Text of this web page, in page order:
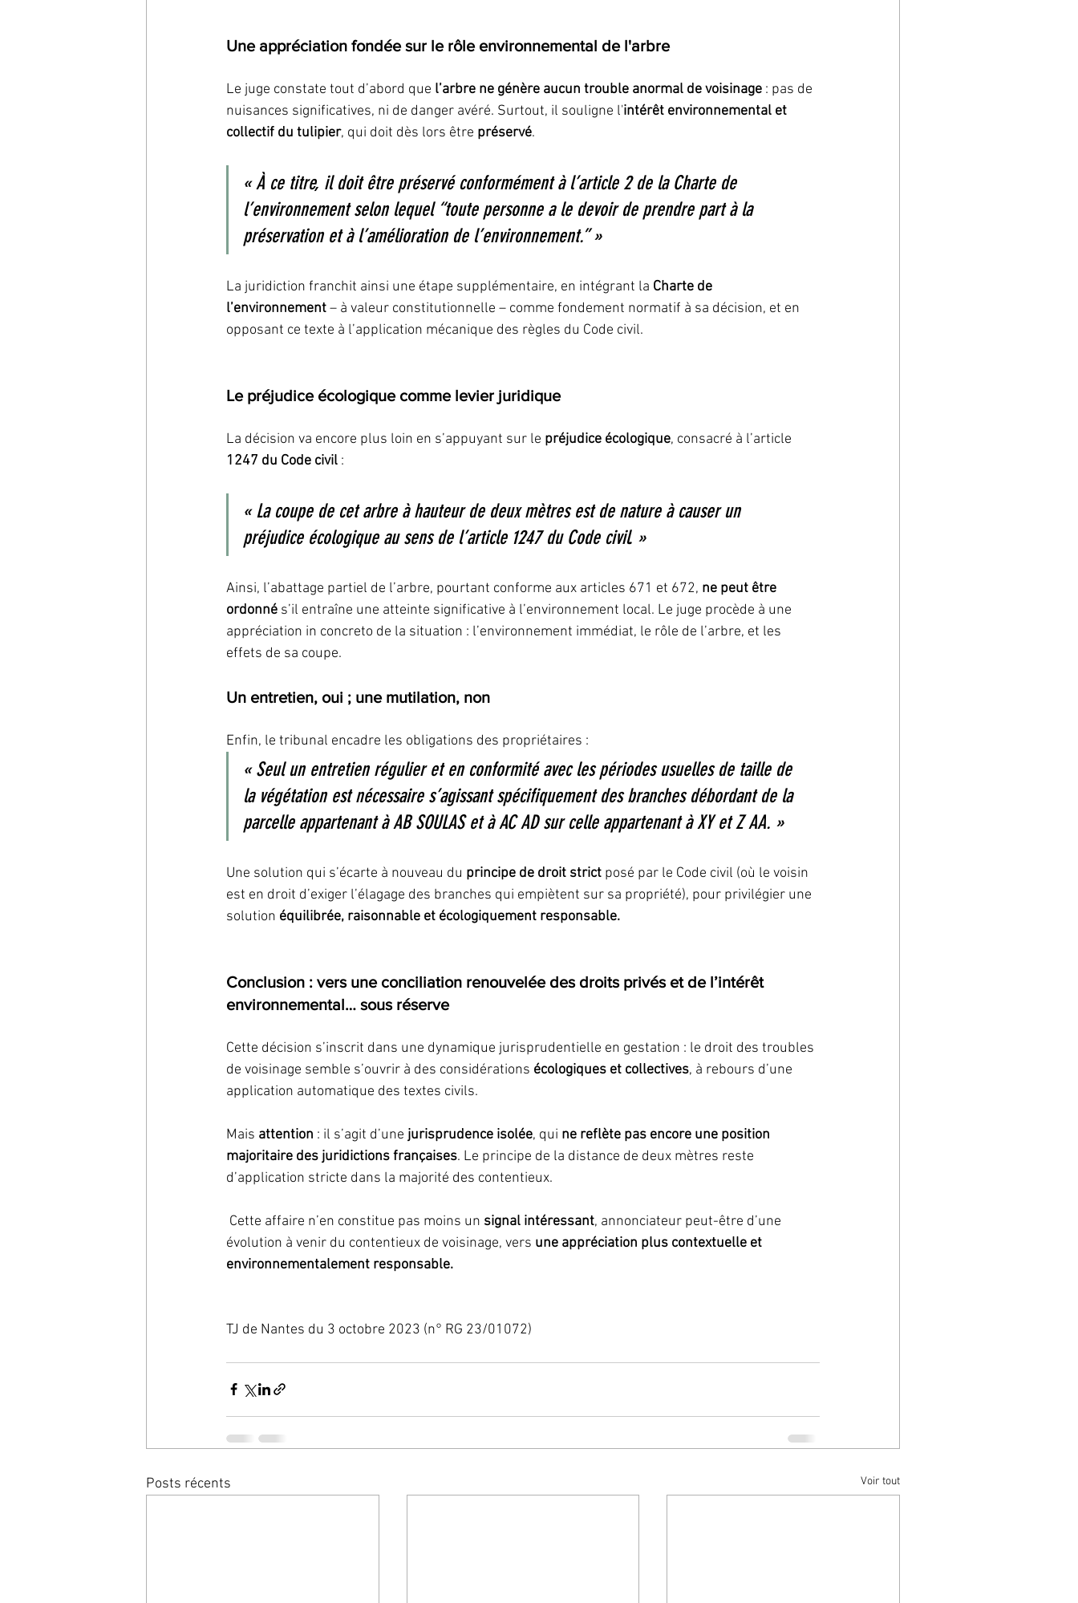
Une appréciation fondée sur le rôle environnemental de l'arbre
Le juge constate tout d’abord que l’arbre ne génère aucun trouble anormal de voisinage : pas de
nuisances significatives, ni de danger avéré. Surtout, il souligne l'intérêt environnemental et
collectif du tulipier, qui doit dès lors être préservé.
« À ce titre, il doit être préservé conformément à l’article 2 de la Charte de
l’environnement selon lequel “toute personne a le devoir de prendre part à la
préservation et à l’amélioration de l’environnement.” »
La juridiction franchit ainsi une étape supplémentaire, en intégrant la Charte de
l’environnement – à valeur constitutionnelle – comme fondement normatif à sa décision, et en
opposant ce texte à l’application mécanique des règles du Code civil.
Le préjudice écologique comme levier juridique
La décision va encore plus loin en s’appuyant sur le préjudice écologique, consacré à l’article
1247 du Code civil :
« La coupe de cet arbre à hauteur de deux mètres est de nature à causer un
préjudice écologique au sens de l’article 1247 du Code civil. »
Ainsi, l’abattage partiel de l’arbre, pourtant conforme aux articles 671 et 672, ne peut être
ordonné s’il entraîne une atteinte significative à l’environnement local. Le juge procède à une
appréciation in concreto de la situation : l’environnement immédiat, le rôle de l’arbre, et les
effets de sa coupe.
Un entretien, oui ; une mutilation, non
Enfin, le tribunal encadre les obligations des propriétaires :
« Seul un entretien régulier et en conformité avec les périodes usuelles de taille de
la végétation est nécessaire s’agissant spécifiquement des branches débordant de la
parcelle appartenant à AB SOULAS et à AC AD sur celle appartenant à XY et Z AA. »
Une solution qui s’écarte à nouveau du principe de droit strict posé par le Code civil (où le voisin
est en droit d’exiger l’élagage des branches qui empiètent sur sa propriété), pour privilégier une
solution équilibrée, raisonnable et écologiquement responsable.
Conclusion : vers une conciliation renouvelée des droits privés et de l’intérêt
environnemental… sous réserve
Cette décision s’inscrit dans une dynamique jurisprudentielle en gestation : le droit des troubles
de voisinage semble s’ouvrir à des considérations écologiques et collectives, à rebours d’une
application automatique des textes civils.
Mais attention : il s’agit d’une jurisprudence isolée, qui ne reflète pas encore une position
majoritaire des juridictions françaises. Le principe de la distance de deux mètres reste
d’application stricte dans la majorité des contentieux.
Cette affaire n’en constitue pas moins un signal intéressant, annonciateur peut-être d’une
évolution à venir du contentieux de voisinage, vers une appréciation plus contextuelle et
environnementalement responsable.
TJ de Nantes du 3 octobre 2023 (n° RG 23/01072)
Posts récents Voir tout